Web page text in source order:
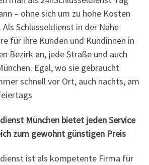
– ohne sich um zu hohe Kosten
Schlüsseldienst in der Nähe
für ihre Kunden und Kundinnen in
Bezirk an, jede Straße und auch
Egal, wo sie gebraucht
schnell vor Ort, auch nachts, am
München bietet jeden Service
zum gewohnt günstigen Preis
ist als kompetente Firma für